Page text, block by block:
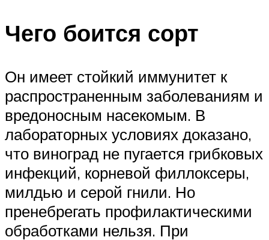
Чего боится сорт
Он имеет стойкий иммунитет к
распространенным заболеваниям и
вредоносным насекомым. В
лабораторных условиях доказано,
что виноград не пугается грибковых
инфекций, корневой филлоксеры,
милдью и серой гнили. Но
пренебрегать профилактическими
обработками нельзя. При